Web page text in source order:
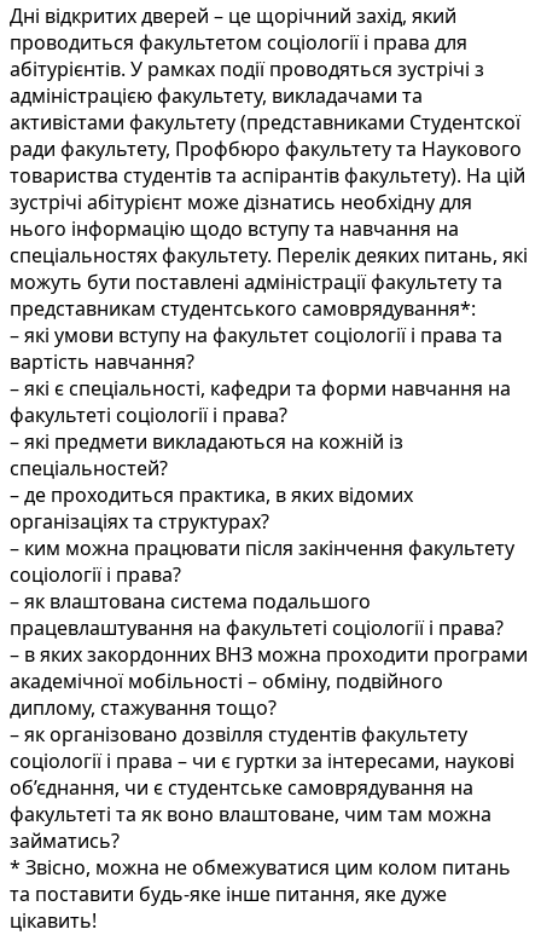
Дні відкритих дверей – це щорічний захід, який
проводиться факультетом соціології і права для
абітурієнтів. У рамках події проводяться зустрічі з
адміністрацією факультету, викладачами та
активістами факультету (представниками Студентскої
ради факультету, Профбюро факультету та Наукового
товариства студентів та аспірантів факультету). На цій
зустрічі абітурієнт може дізнатись необхідну для
нього інформацію щодо вступу та навчання на
спеціальностях факультету. Перелік деяких питань, які
можуть бути поставлені адміністрації факультету та
представникам студентського самоврядування*:
– які умови вступу на факультет соціології і права та
вартість навчання?
– які є спеціальності, кафедри та форми навчання на
факультеті соціології і права?
– які предмети викладаються на кожній із
спеціальностей?
– де проходиться практика, в яких відомих
організаціях та структурах?
– ким можна працювати після закінчення факультету
соціології і права?
– як влаштована система подальшого
працевлаштування на факультеті соціології і права?
– в яких закордонних ВНЗ можна проходити програми
академічної мобільності – обміну, подвійного
диплому, стажування тощо?
– як організовано дозвілля студентів факультету
соціології і права – чи є гуртки за інтересами, наукові
об’єднання, чи є студентське самоврядування на
факультеті та як воно влаштоване, чим там можна
займатись?
* Звісно, можна не обмежуватися цим колом питань
та поставити будь-яке інше питання, яке дуже
цікавить!